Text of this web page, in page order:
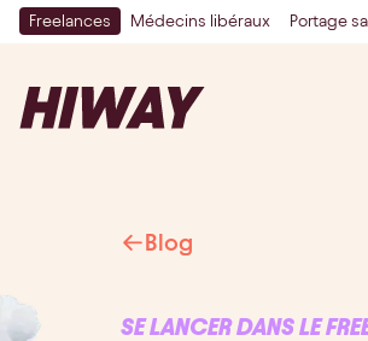
Freelances Médecins libéraux Portage
Blog
SE LANCER DANS LE